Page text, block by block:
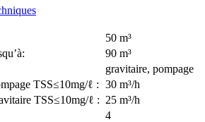
50 m³
90 m³
gravitaire, pompage
TSS≤10mg/ℓ : 30 m³/h
TSS≤10mg/ℓ : 25 m³/h
4